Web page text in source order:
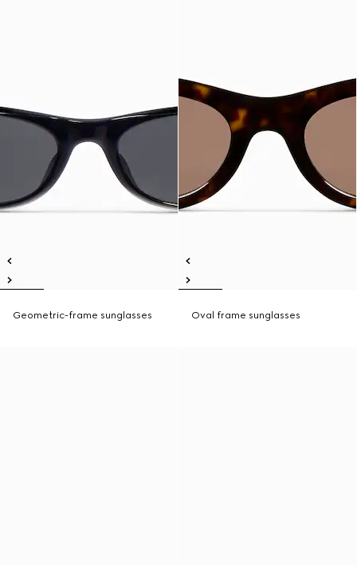
Geometric-frame sunglasses Oval frame sunglasses